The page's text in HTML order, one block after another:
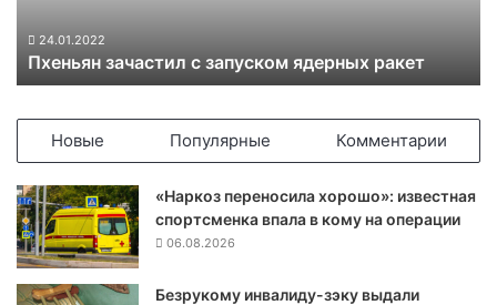
а
с
з
а
п
у
24.01.2022
Пхеньян зачастил с запуском ядерных ракет
Новые Популярные Комментарии
«Наркоз переносила хорошо»: известная
спортсменка впала в кому на операции
06.08.2026
Безрукому инвалиду-зэку выдали